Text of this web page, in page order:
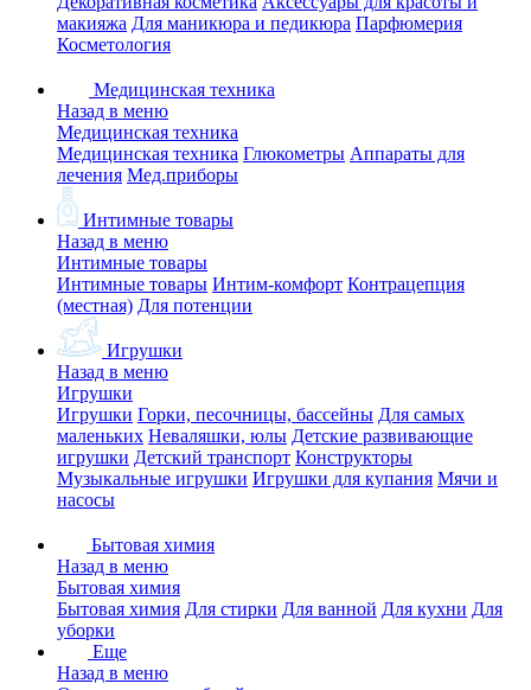
макияжа Для маникюра и педикюра Парфюмерия
Косметология
Медицинская техника
Назад в меню
Медицинская техника
Медицинская техника Глюкометры Аппараты для
лечения Мед.приборы
Интимные товары
Назад в меню
Интимные товары
Интимные товары Интим-комфорт Контрацепция
(местная) Для потенции
Игрушки
Назад в меню
Игрушки
Игрушки Горки, песочницы, бассейны Для самых
маленьких Неваляшки, юлы Детские развивающие
игрушки Детский транспорт Конструкторы
Музыкальные игрушки Игрушки для купания Мячи и
насосы
Бытовая химия
Назад в меню
Бытовая химия
Бытовая химия Для стирки Для ванной Для кухни Для
уборки
Еще
Назад в меню